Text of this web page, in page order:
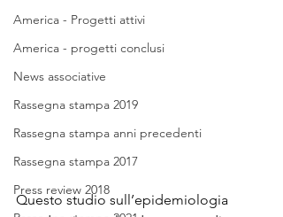
America - Progetti attivi
America - progetti conclusi
News associative
Rassegna stampa 2019
Rassegna stampa anni precedenti
Rassegna stampa 2017
Press review 2018
Questo studio sull’epidemiologia